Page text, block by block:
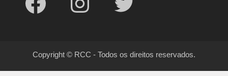
Copyright © RCC - Todos os direitos reservados.